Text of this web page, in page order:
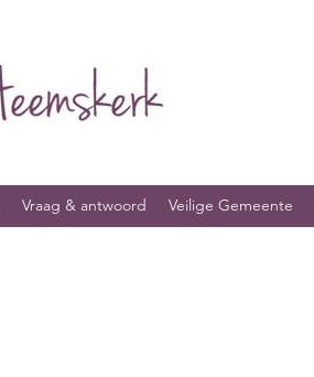
Vraag & antwoord Veilige Gemeente